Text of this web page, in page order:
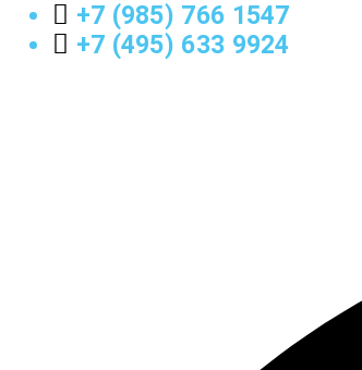
+7 (985) 766 1547
+7 (495) 633 9924